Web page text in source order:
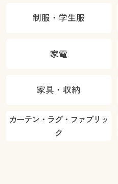
制服・学生服
家電
家具・収納
カーテン・ラグ・ファブリッ
ク